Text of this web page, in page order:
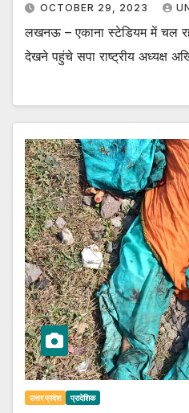
OCTOBER 29, 2023
लखनऊ – एकाना स्टेडियम में चल
देखने पहुंचे सपा राष्ट्रीय अध्यक्ष
उत्तर प्रदेश प्रादेशिक